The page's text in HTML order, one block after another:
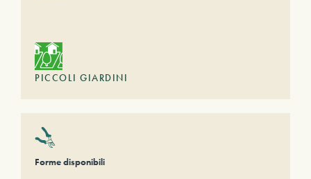
PICCOLI GIARDINI
Forme disponibili